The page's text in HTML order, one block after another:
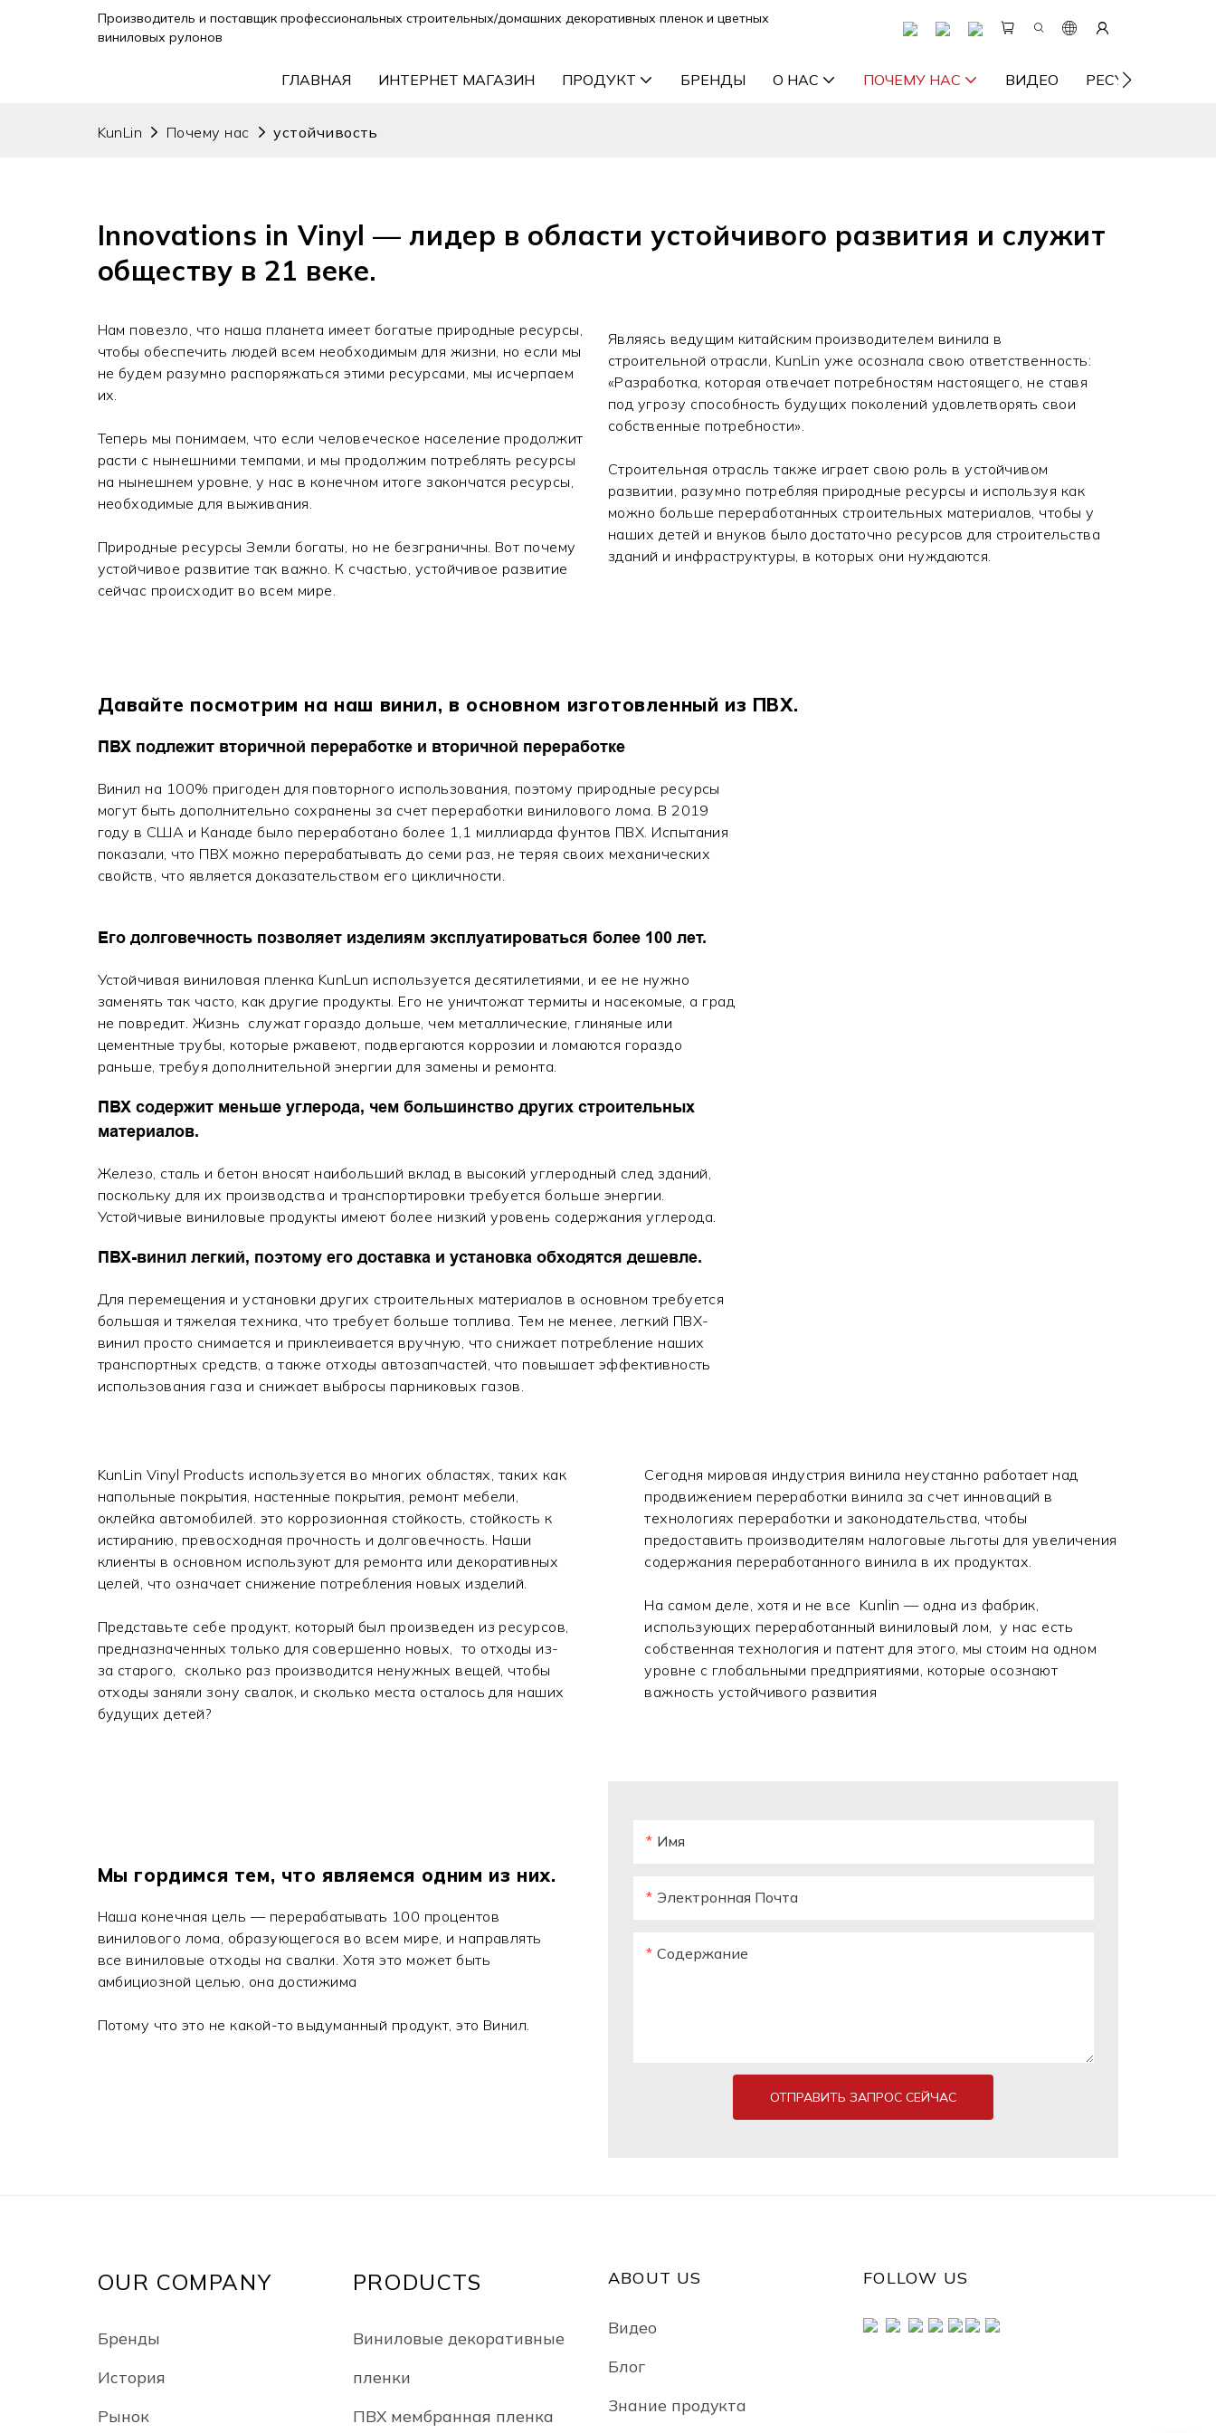
Производитель и поставщик профессиональных строительных/домашних декоративных пленок и цветных
виниловых рулонов
ГЛАВНАЯ ИНТЕРНЕТ МАГАЗИН ПРОДУКТ БРЕНДЫ О НАС ПОЧЕМУ НАС ВИДЕО РЕСУРС
KunLin Почему нас устойчивость
Innovations in Vinyl — лидер в области устойчивого развития и служит
обществу в 21 веке.
Нам повезло, что наша планета имеет богатые природные ресурсы,
чтобы обеспечить людей всем необходимым для жизни, но если мы
не будем разумно распоряжаться этими ресурсами, мы исчерпаем
их.
Теперь мы понимаем, что если человеческое население продолжит
расти с нынешними темпами, и мы продолжим потреблять ресурсы
на нынешнем уровне, у нас в конечном итоге закончатся ресурсы,
необходимые для выживания.
Природные ресурсы Земли богаты, но не безграничны. Вот почему
устойчивое развитие так важно. К счастью, устойчивое развитие
сейчас происходит во всем мире.
Являясь ведущим китайским производителем винила в
строительной отрасли, KunLin уже осознала свою ответственность:
«Разработка, которая отвечает потребностям настоящего, не ставя
под угрозу способность будущих поколений удовлетворять свои
собственные потребности».
Строительная отрасль также играет свою роль в устойчивом
развитии, разумно потребляя природные ресурсы и используя как
можно больше переработанных строительных материалов, чтобы у
наших детей и внуков было достаточно ресурсов для строительства
зданий и инфраструктуры, в которых они нуждаются.
Давайте посмотрим на наш винил, в основном изготовленный из ПВХ.
ПВХ подлежит вторичной переработке и вторичной переработке
Винил на 100% пригоден для повторного использования, поэтому природные ресурсы
могут быть дополнительно сохранены за счет переработки винилового лома. В 2019
году в США и Канаде было переработано более 1,1 миллиарда фунтов ПВХ. Испытания
показали, что ПВХ можно перерабатывать до семи раз, не теряя своих механических
свойств, что является доказательством его цикличности.
Его долговечность позволяет изделиям эксплуатироваться более 100 лет.
Устойчивая виниловая пленка KunLun используется десятилетиями, и ее не нужно
заменять так часто, как другие продукты. Его не уничтожат термиты и насекомые, а град
не повредит. Жизнь служат гораздо дольше, чем металлические, глиняные или
цементные трубы, которые ржавеют, подвергаются коррозии и ломаются гораздо
раньше, требуя дополнительной энергии для замены и ремонта.
ПВХ содержит меньше углерода, чем большинство других строительных
материалов.
Железо, сталь и бетон вносят наибольший вклад в высокий углеродный след зданий,
поскольку для их производства и транспортировки требуется больше энергии.
Устойчивые виниловые продукты имеют более низкий уровень содержания углерода.
ПВХ-винил легкий, поэтому его доставка и установка обходятся дешевле.
Для перемещения и установки других строительных материалов в основном требуется
большая и тяжелая техника, что требует больше топлива. Тем не менее, легкий ПВХ-
винил просто снимается и приклеивается вручную, что снижает потребление наших
транспортных средств, а также отходы автозапчастей, что повышает эффективность
использования газа и снижает выбросы парниковых газов.
KunLin Vinyl Products используется во многих областях, таких как
напольные покрытия, настенные покрытия, ремонт мебели,
оклейка автомобилей. это коррозионная стойкость, стойкость к
истиранию, превосходная прочность и долговечность. Наши
клиенты в основном используют для ремонта или декоративных
целей, что означает снижение потребления новых изделий.
Представьте себе продукт, который был произведен из ресурсов,
предназначенных только для совершенно новых, то отходы из-
за старого, сколько раз производится ненужных вещей, чтобы
отходы заняли зону свалок, и сколько места осталось для наших
будущих детей?
Сегодня мировая индустрия винила неустанно работает над
продвижением переработки винила за счет инноваций в
технологиях переработки и законодательства, чтобы
предоставить производителям налоговые льготы для увеличения
содержания переработанного винила в их продуктах.
На самом деле, хотя и не все Kunlin — одна из фабрик,
использующих переработанный виниловый лом, у нас есть
собственная технология и патент для этого, мы стоим на одном
уровне с глобальными предприятиями, которые осознают
важность устойчивого развития
Мы гордимся тем, что являемся одним из них.
Наша конечная цель — перерабатывать 100 процентов
винилового лома, образующегося во всем мире, и направлять
все виниловые отходы на свалки. Хотя это может быть
амбициозной целью, она достижима
Потому что это не какой-то выдуманный продукт, это Винил.
Имя
Электронная Почта
Содержание
ОТПРАВИТЬ ЗАПРОС СЕЙЧАС
OUR COMPANY
Бренды
История
Рынок
PRODUCTS
Виниловые декоративные
пленки
ПВХ мембранная пленка
ABOUT US
Видео
Блог
Знание продукта
FOLLOW US